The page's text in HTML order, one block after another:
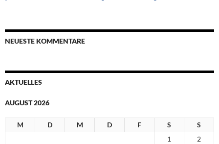
NEUESTE KOMMENTARE
AKTUELLES
AUGUST 2026
M D M D F S
S
1
2